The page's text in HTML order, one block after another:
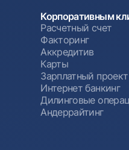
Корпоративным
Расчетный счет
Факторинг
Аккредитив
Карты
Зарплатный проект
Интернет банкинг
Дилинговые
Андеррайтинг